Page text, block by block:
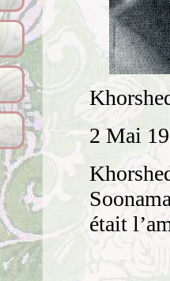
2 Mai
était